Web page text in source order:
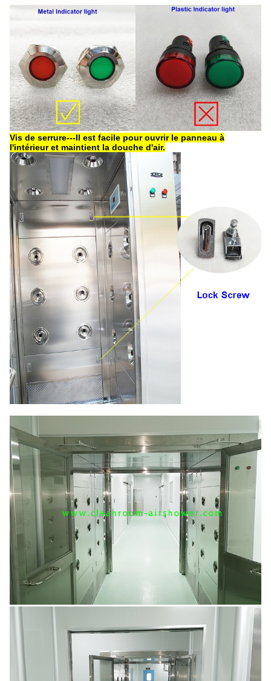
Vis de serrure---Il est facile pour ouvrir le panneau à
l'intérieur et maintient la douche d'air.